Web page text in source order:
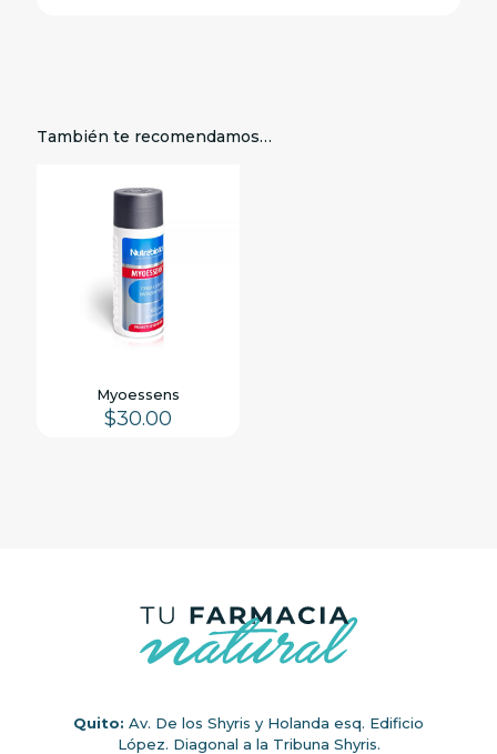
También te recomendamos…
Myoessens
$30.00
Quito: Av. De los Shyris y Holanda esq. Edificio
López. Diagonal a la Tribuna Shyris.